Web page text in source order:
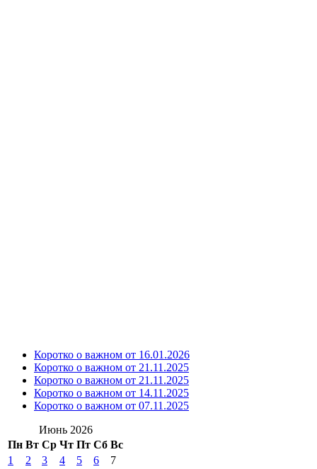
Коротко о важном от 16.01.2026
Коротко о важном от 21.11.2025
Коротко о важном от 21.11.2025
Коротко о важном от 14.11.2025
Коротко о важном от 07.11.2025
Июнь 2026
Пн Вт Ср Чт Пт Сб Вс
1
2 3 4 5 6 7